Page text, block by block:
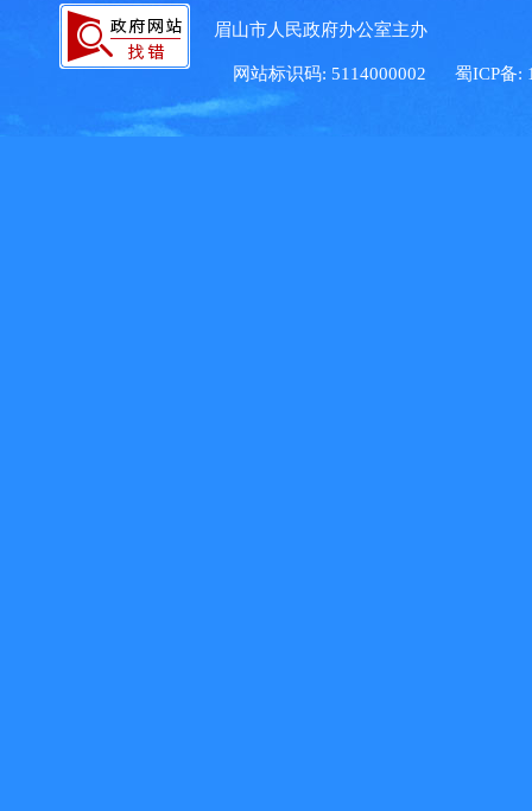
眉山市人民政府办公室主办 眉
网站标识码: 5114000002 蜀ICP备: